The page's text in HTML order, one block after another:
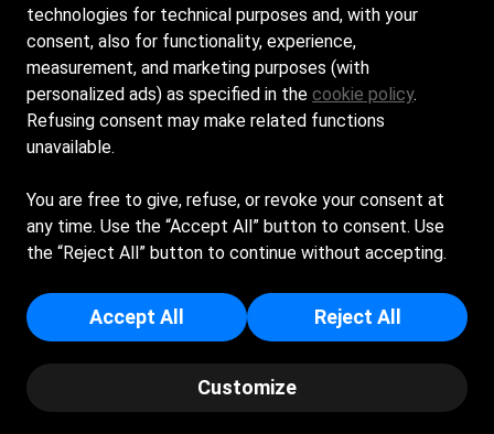
+39 347 9431129 Armando per la Spiaggia
+39 340 5693632 Alessandra per il Residence
info@bagnodellenazioni.it
S.T.A.T. SRL - Sede Legale: VIALE DEL TIRRENO 51 - 58100 -
registro delle imprese di Grosseto - p.i/c.f: 00124190539 -
Numero REA: GR - 32481
Bagno delle Nazioni| Powered by Spiagge.it
technologies for technical purposes and, with your
consent, also for functionality, experience,
measurement, and marketing purposes (with
personalized ads) as specified in the cookie policy.
Refusing consent may make related functions
unavailable.
You are free to give, refuse, or revoke your consent at
any time. Use the “Accept All” button to consent. Use
the “Reject All” button to continue without accepting.
Accept All Reject All
Customize